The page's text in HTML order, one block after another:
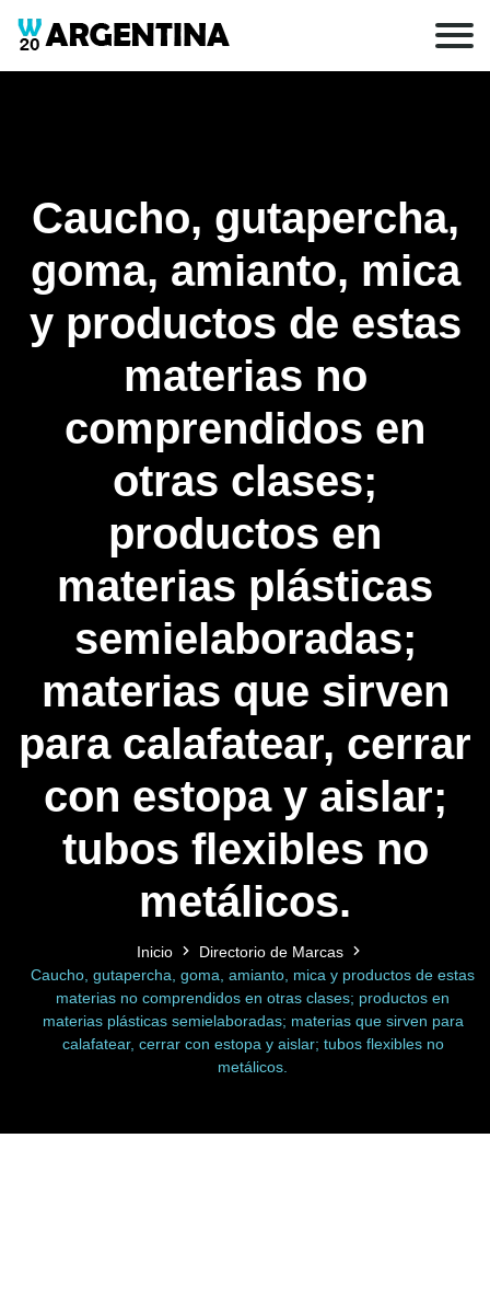
Caucho, gutapercha,
goma, amianto, mica
y productos de estas
materias no
comprendidos en
otras clases;
productos en
materias plásticas
semielaboradas;
materias que sirven
para calafatear, cerrar
con estopa y aislar;
tubos flexibles no
metálicos.
Inicio
Directorio de Marcas
Caucho, gutapercha, goma, amianto, mica y productos de estas
materias no comprendidos en otras clases; productos en
materias plásticas semielaboradas; materias que sirven para
calafatear, cerrar con estopa y aislar; tubos flexibles no
metálicos.